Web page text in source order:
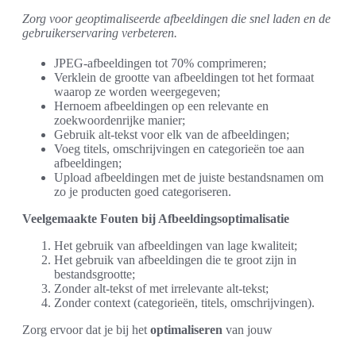
Zorg voor geoptimaliseerde afbeeldingen die snel laden en de
gebruikerservaring verbeteren.
JPEG-afbeeldingen tot 70% comprimeren;
Verklein de grootte van afbeeldingen tot het formaat
waarop ze worden weergegeven;
Hernoem afbeeldingen op een relevante en
zoekwoordenrijke manier;
Gebruik alt-tekst voor elk van de afbeeldingen;
Voeg titels, omschrijvingen en categorieën toe aan
afbeeldingen;
Upload afbeeldingen met de juiste bestandsnamen om
zo je producten goed categoriseren.
Veelgemaakte Fouten bij Afbeeldingsoptimalisatie
Het gebruik van afbeeldingen van lage kwaliteit;
Het gebruik van afbeeldingen die te groot zijn in
bestandsgrootte;
Zonder alt-tekst of met irrelevante alt-tekst;
Zonder context (categorieën, titels, omschrijvingen).
Zorg ervoor dat je bij het optimaliseren van jouw